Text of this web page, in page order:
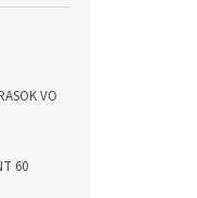
VO
60